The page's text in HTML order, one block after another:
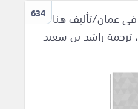
634 في عمان/تأليف هنا
راشد بن سعيد